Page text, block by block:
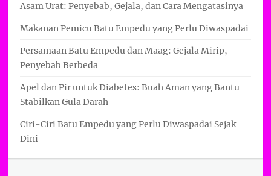
Asam Urat: Penyebab, Gejala, dan Cara Mengatasinya
Makanan Pemicu Batu Empedu yang Perlu Diwaspadai
Persamaan Batu Empedu dan Maag: Gejala Mirip,
Penyebab Berbeda
Apel dan Pir untuk Diabetes: Buah Aman yang Bantu
Stabilkan Gula Darah
Ciri-Ciri Batu Empedu yang Perlu Diwaspadai Sejak
Dini